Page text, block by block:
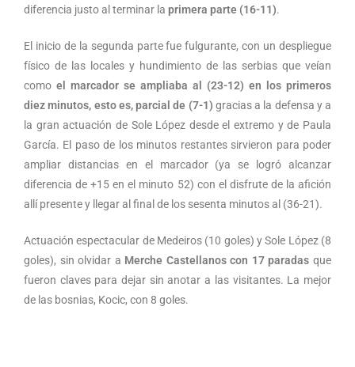
diferencia justo al terminar la primera parte (16-11).
El inicio de la segunda parte fue fulgurante, con un despliegue
físico de las locales y hundimiento de las serbias que veían
como el marcador se ampliaba al (23-12) en los primeros
diez minutos, esto es, parcial de (7-1) gracias a la defensa y a
la gran actuación de Sole López desde el extremo y de Paula
García. El paso de los minutos restantes sirvieron para poder
ampliar distancias en el marcador (ya se logró alcanzar
diferencia de +15 en el minuto 52) con el disfrute de la afición
allí presente y llegar al final de los sesenta minutos al (36-21).
Actuación espectacular de Medeiros (10 goles) y Sole López (8
goles), sin olvidar a Merche Castellanos con 17 paradas que
fueron claves para dejar sin anotar a las visitantes. La mejor
de las bosnias, Kocic, con 8 goles.